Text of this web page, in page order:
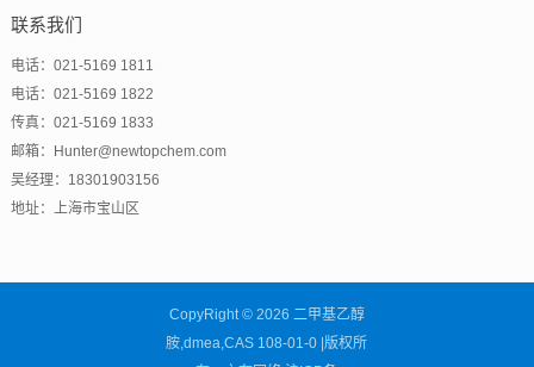
联系我们
电话：021-5169 1811
电话：021-5169 1822
传真：021-5169 1833
邮箱：Hunter@newtopchem.com
吴经理：18301903156
地址：上海市宝山区
CopyRight © 2026 二甲基乙醇
胺,dmea,CAS 108-01-0 |版权所